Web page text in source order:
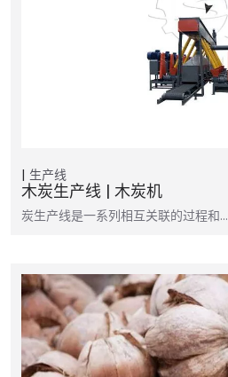
生产线
木炭生产线 | 木炭机
炭生产线是一系列相互关联的过程和…